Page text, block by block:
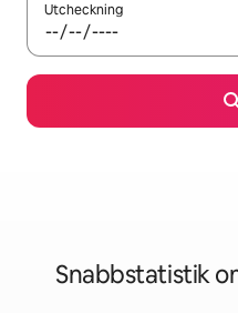
Utcheckning
Snabbstatistik